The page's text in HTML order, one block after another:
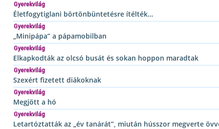
Gyerekvilág
Életfogytiglani börtönbüntetésre ítélték…
Gyerekvilág
„Minipápa” a pápamobilban
Gyerekvilág
Elkapkodták az olcsó busát és sokan hoppon maradtak
Gyerekvilág
Szexért fizetett diákoknak
Gyerekvilág
Megjött a hó
Gyerekvilág
Letartóztatták az „év tanárát”, miután hússzor megverte